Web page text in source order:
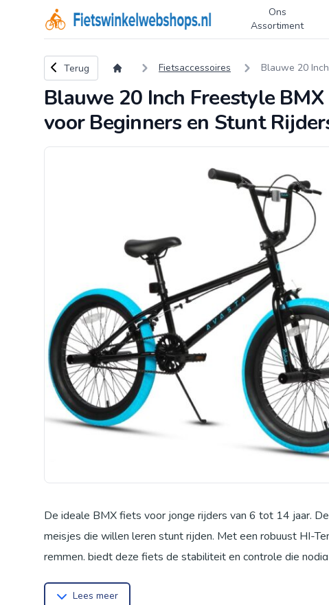
Logo Fietswinkelwebshops.nl
Ons
Assortiment
Terug naar overzicht
Terug Fietsaccessoires Blauwe 20
Blauwe 20 Inch Freestyle
voor Beginners en Stunt
De ideale BMX fiets voor jonge rijders van 6 tot 14 jaar.
meisjes die willen leren stunt rijden. Met een robuust HI-
remmen, biedt deze fiets de stabiliteit en controle die
gewicht van slechts 11 kg is deze fiets licht en
Lees meer